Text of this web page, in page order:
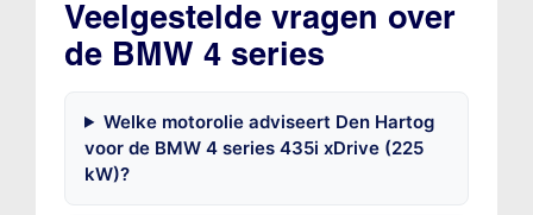
Veelgestelde vragen over
de BMW 4 series
Welke motorolie adviseert Den Hartog
voor de BMW 4 series 435i xDrive (225
kW)?